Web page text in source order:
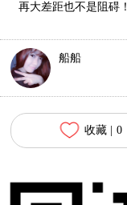
再大差距也不是阻碍！
船船
收藏 | 0